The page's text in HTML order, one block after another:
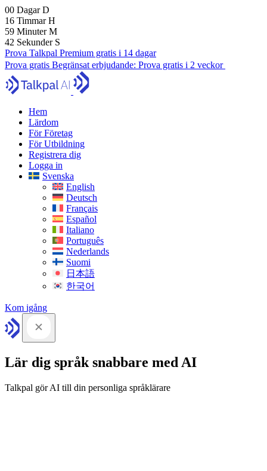
00 DagarD
16 TimmarH
59 MinuterM
41 Sekunder S
Prova Talkpal Premium gratis i 14 dagar
Prova gratis Begränsat erbjudande: Prova gratis i 2 veckor
Hem
Lärdom
För Företag
För Utbildning
Registrera dig
Logga in
Svenska
English
Deutsch
Français
Español
Italiano
Português
Nederlands
Suomi
日本語
한국어
Kom igång
Lär dig språk snabbare med AI
Talkpal gör AI till din personliga språklärare